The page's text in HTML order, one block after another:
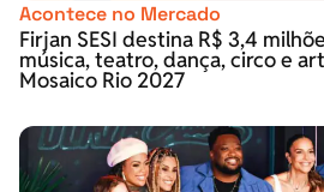
Acontece no Mercado
Firjan SESI destina R$ 3,4
música, teatro, dança, circo e
Mosaico Rio 2027